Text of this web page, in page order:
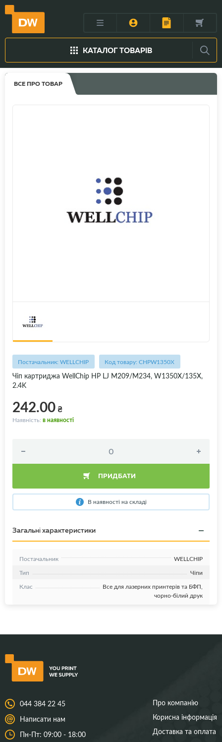
КАТАЛОГ ТОВАРІВ
ВСЕ ПРО ТОВАР
Постачальник: WELLCHIP Код товару: CHPW1350X
Чіп картриджа WellChip HP LJ M209/M234, W1350X/135X,
2.4K
242.00₴
Наявність: в наявності
ПРИДБАТИ
В наявності на складі
Загальні характеристики
Постачальник
WELLCHIP
Тип
Чіпи
Клас
Все для лазерних принтерів та БФП,
чорно-білий друк
044 384 22 45
Написати нам
Пн-Пт: 09:00 - 18:00
Про компанію
Корисна інформація
Доставка та оплата